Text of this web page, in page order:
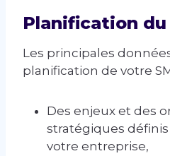
Planification du
Les principales
planification de votre
Des enjeux et des
stratégiques
votre entreprise,